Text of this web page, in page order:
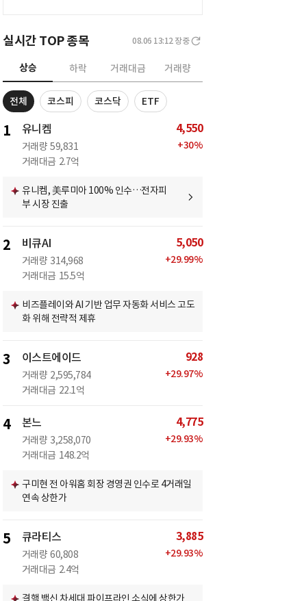
실시간 TOP 종목 08.06 13:12 장중
상승 하락 거래대금 거래량
전체 코스피 코스닥 ETF
1 유니켐
거래량 59,831
거래대금 2.7억
4,550
+30%
유니켐, 美루미아 100% 인수…전자피
부 시장 진출
2 비큐AI
거래량 314,968
거래대금 15.5억
5,050
+29.99%
비즈플레이와 AI 기반 업무 자동화 서비스 고도
화 위해 전략적 제휴
3 이스트에이드
거래량 2,595,784
거래대금 22.1억
928
+29.97%
4 본느
거래량 3,258,070
거래대금 148.2억
4,775
+29.93%
구미현 전 아워홈 회장 경영권 인수로 4거래일
연속 상한가
5 큐라티스
거래량 60,808
거래대금 2.4억
3,885
+29.93%
결핵 백신 차세대 파이프라인 소식에 상한가